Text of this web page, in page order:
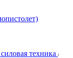
техника